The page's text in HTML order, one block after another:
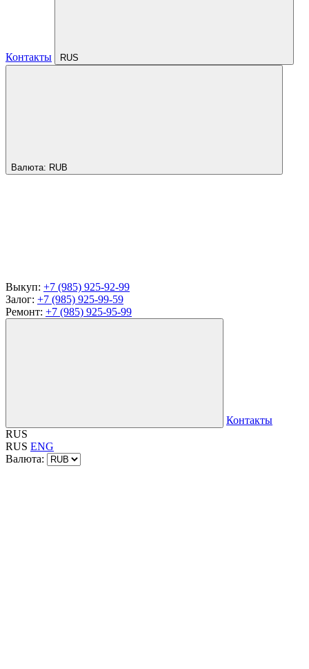
Контакты RUS
Валюта: RUB
Выкуп: +7 (985) 925-92-99
Залог: +7 (985) 925-99-59
Ремонт: +7 (985) 925-95-99
Контакты
RUS
RUS ENG
Валюта: